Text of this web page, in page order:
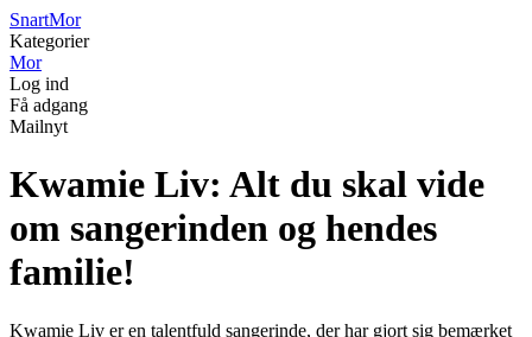
SnartMor
Kategorier
Mor
Log ind
Få adgang
Mailnyt
Kwamie Liv: Alt du skal vide
om sangerinden og hendes
familie!
Kwamie Liv er en talentfuld sangerinde, der har gjort sig bemærket